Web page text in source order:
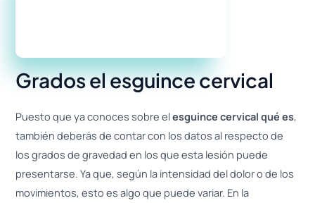
Grados el esguince cervical
Puesto que ya conoces sobre elesguince cervical qué es,
también deberás de contar con los datos al respecto de
los grados de gravedad en los que esta lesión puede
presentarse. Ya que, según la intensidad del dolor o de los
movimientos, esto es algo que puede variar. En la